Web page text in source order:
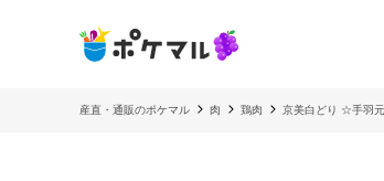
産直・通販のポケマル 肉 鶏肉 京美白どり ☆手羽